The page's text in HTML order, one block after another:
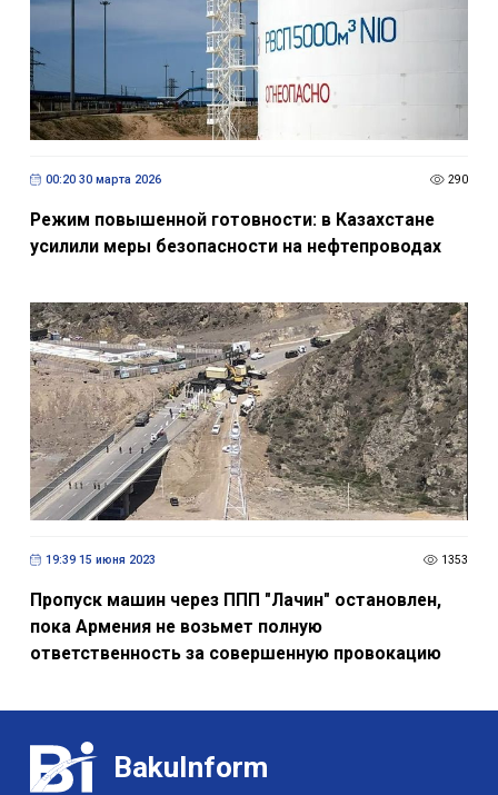
00:20 30 марта 2026 290
Режим повышенной готовности: в Казахстане
усилили меры безопасности на нефтепроводах
19:39 15 июня 2023 1353
Пропуск машин через ППП "Лачин" остановлен,
пока Армения не возьмет полную
ответственность за совершенную провокацию
BakuInform